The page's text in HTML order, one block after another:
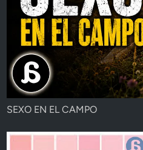
SEXO EN EL CAMPO